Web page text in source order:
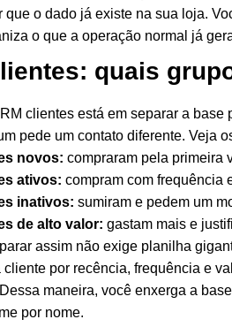
que o dado já existe na sua loja.
o que a operação normal já
quais
clientes está em separar a
pede um contato diferente. Veja
novos: compraram pela primeira
ativos: compram com frequência
inativos: sumiram e pedem um
de alto valor: gastam mais e
assim não exige planilha
cliente por recência, frequência e
maneira, você enxerga a
por nome.